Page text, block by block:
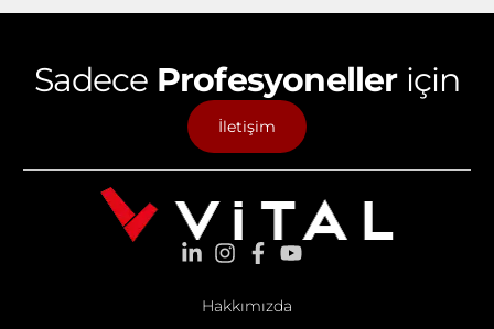
Sadece Profesyonelleriçin
İletişim
Hakkımızda